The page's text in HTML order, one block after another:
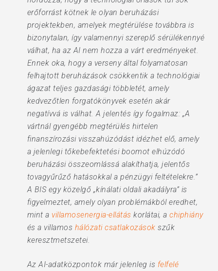
erőforrást kötnek le olyan beruházási
projektekben, amelyek megtérülése továbbra is
bizonytalan, így valamennyi szereplő sérülékennyé
válhat, ha az AI nem hozza a várt eredményeket.
Ennek oka, hogy a verseny által folyamatosan
felhajtott beruházások csökkentik a technológiai
ágazat teljes gazdasági többletét, amely
kedvezőtlen forgatókönyvek esetén akár
negatívvá is válhat. A jelentés így fogalmaz: „A
vártnál gyengébb megtérülés hirtelen
finanszírozási visszahúzódást idézhet elő, amely
a jelenlegi tőkebefektetési boomot elhúzódó
beruházási összeomlássá alakíthatja, jelentős
tovagyűrűző hatásokkal a pénzügyi feltételekre.”
A BIS egy közelgő „kínálati oldali akadályra” is
figyelmeztet, amely olyan problémákból eredhet,
mint a villamosenergia-ellátás korlátai, achiphiány
és a villamos hálózati csatlakozások szűk
keresztmetszetei.
Az AI-adatközpontok már jelenleg is felfelé